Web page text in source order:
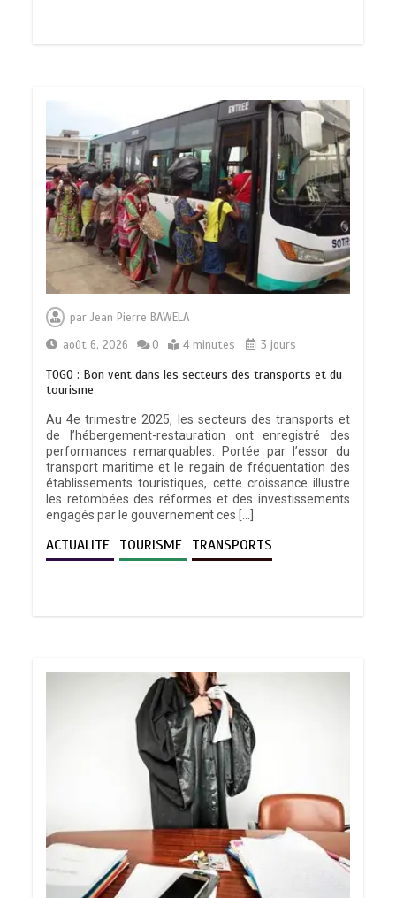
parJean Pierre BAWELA
août 6, 2026
0 4 minutes 3 jours
TOGO : Bon vent dans les secteurs des transports et du
tourisme
Au 4e trimestre 2025, les secteurs des transports et
de l’hébergement-restauration ont enregistré des
performances remarquables. Portée par l’essor du
transport maritime et le regain de fréquentation des
établissements touristiques, cette croissance illustre
les retombées des réformes et des investissements
engagés par le gouvernement ces […]
ACTUALITE TOURISME TRANSPORTS